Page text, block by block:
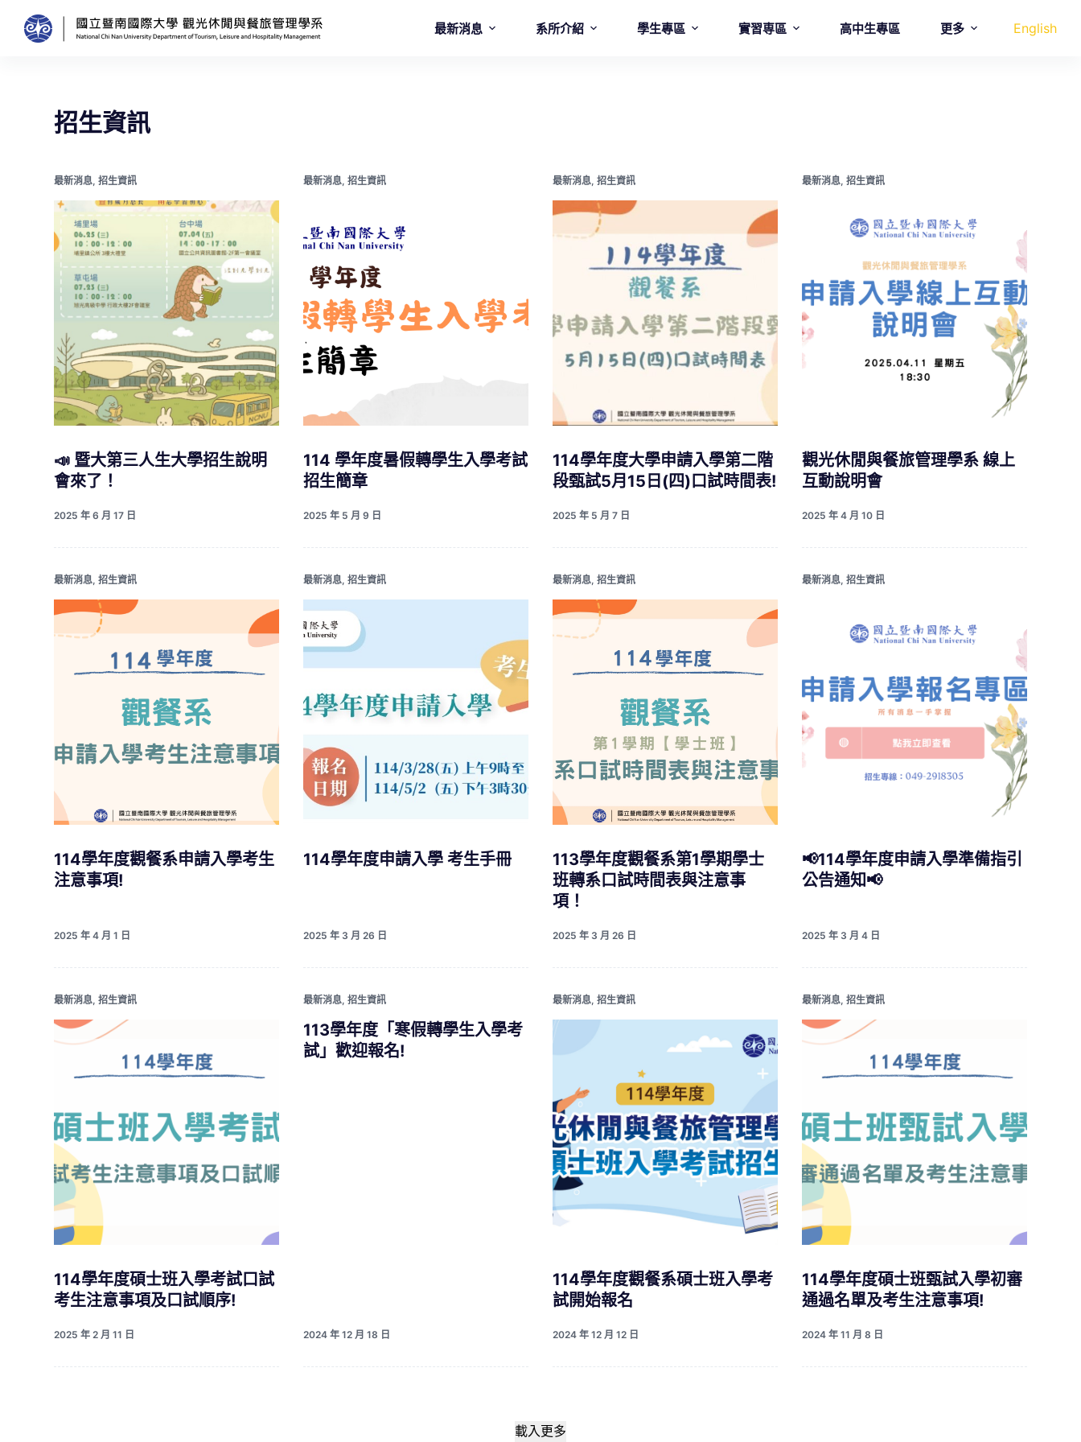
跳
至
最新消息 系所介紹 學生專區 實習専區 高中生專區 更多 English
招生資訊
最新消息,招生資訊
📣 暨大第三人生大學招生說明
會來了！
2025 年 6 月 17 日
最新消息,招生資訊
114 學年度暑假轉學生入學考試
招生簡章
2025 年 5 月 9 日
最新消息, 招生資訊
114學年度大學申請入學第二階
段甄試5月15日(四)口試時間表!
2025 年 5 月 7 日
最新消息, 招生資訊
觀光休閒與餐旅管理學系 線上
互動說明會
2025 年 4 月 10 日
最新消息,招生資訊
114學年度觀餐系申請入學考生
注意事項!
2025 年 4 月 1 日
最新消息,招生資訊
114學年度申請入學 考生手冊
2025 年 3 月 26 日
最新消息, 招生資訊
113學年度觀餐系第1學期學士
班轉系口試時間表與注意事
項！
2025 年 3 月 26 日
最新消息, 招生資訊
📢114學年度申請入學準備指引
公告通知📢
2025 年 3 月 4 日
最新消息,招生資訊
114學年度碩士班入學考試口試
考生注意事項及口試順序!
2025 年 2 月 11 日
最新消息,招生資訊
113學年度「寒假轉學生入學考
試」歡迎報名!
2024 年 12 月 18 日
最新消息, 招生資訊
114學年度觀餐系碩士班入學考
試開始報名
2024 年 12 月 12 日
最新消息, 招生資訊
114學年度碩士班甄試入學初審
通過名單及考生注意事項!
2024 年 11 月 8 日
載入更多